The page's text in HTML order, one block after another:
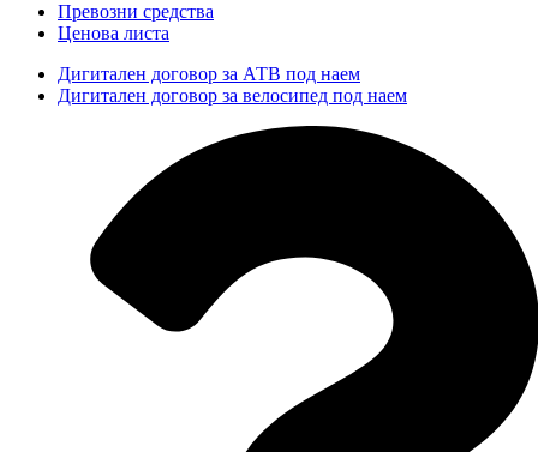
Превозни средства
Ценова листа
Дигитален договор за АТВ под наем
Дигитален договор за велосипед под наем